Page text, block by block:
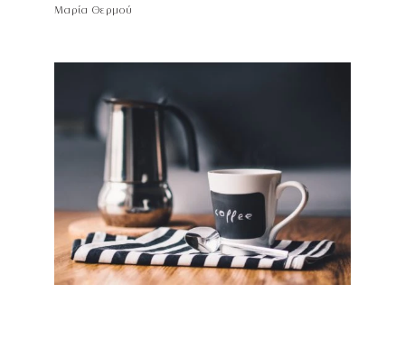
Μαρία Θερμού